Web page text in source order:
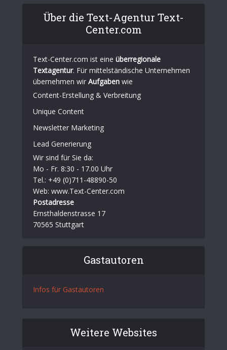
Über die Text-Agentur Text-
Center.com
Text-Center.com ist eine überregionale
Textagentur. Für mittelständische Unternehmen
übernehmen wir Aufgaben wie
Content-Erstellung & Verbreitung
Unique Content
Newsletter Marketing
Lead Generierung
Wir sind für Sie da:
Mo - Fr. 8:30 - 17.00 Uhr
Tel.: +49 (0)711-48890-50
Web: www.Text-Center.com
Postadresse
Ernsthaldenstrasse 17
70565 Stuttgart
Gastautoren
Infos für Gastautoren
Weitere Websites